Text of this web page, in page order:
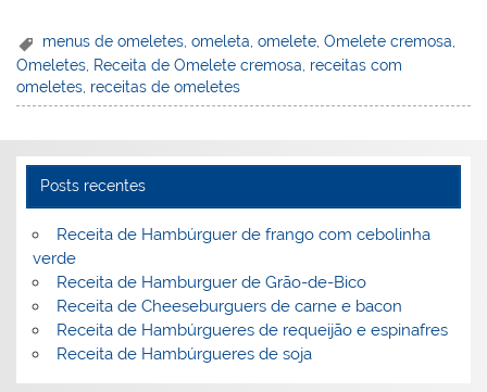
er
e
st
k
e
dI
c
e
b
o
k
itt
er
ai
l
h
o
o
l
t
ar
e
menus de omeletes ,omeleta ,omelete ,Omelete cremosa
Omeletes Receita de Omelete cremosa receitas com
omeletes receitas de omeletes
Posts recentes
Receita de Hambúrguer de frango com cebolinha
verde
Receita de Hamburguer de Grão-de-Bico
Receita de Cheeseburguers de carne e bacon
Receita de Hambúrgueres de requeijão e espinafres
Receita de Hambúrgueres de soja